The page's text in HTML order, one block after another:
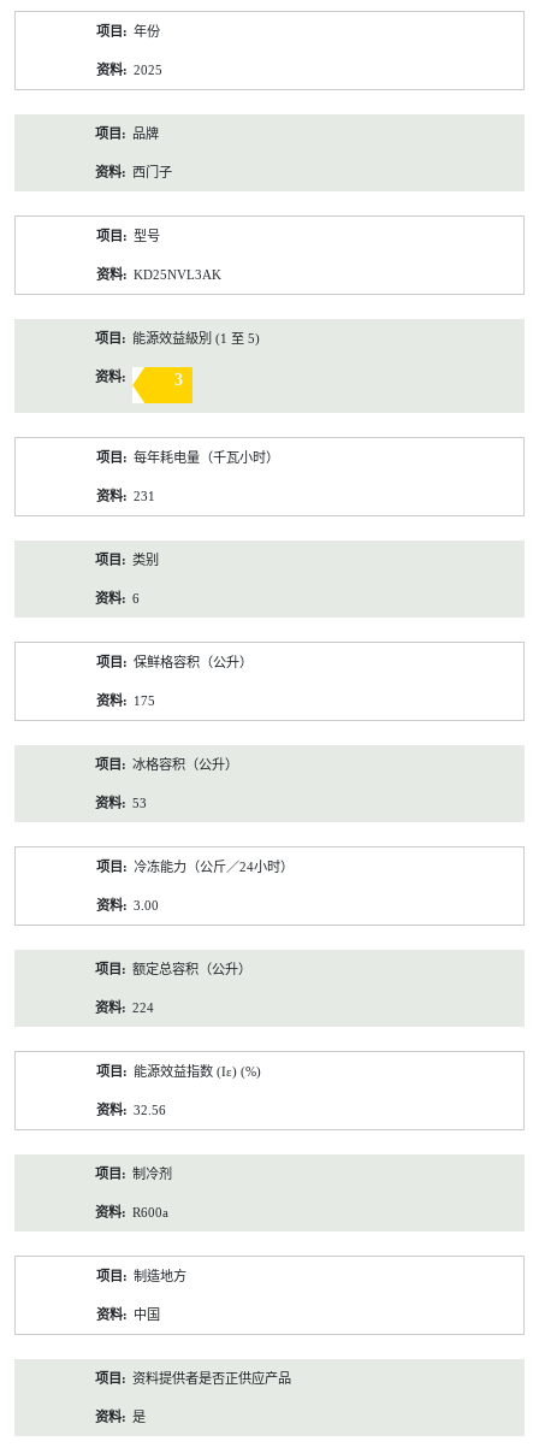
年份
2025
品牌
西门子
型号
KD25NVL3AK
能源效益級別 (1 至 5)
3
每年耗电量（千瓦小时）
231
类别
6
保鲜格容积（公升）
175
冰格容积（公升）
53
冷冻能力（公斤／24小时）
3.00
额定总容积（公升）
224
能源效益指数 (Iε) (%)
32.56
制冷剂
R600a
制造地方
中国
资料提供者是否正供应产品
是